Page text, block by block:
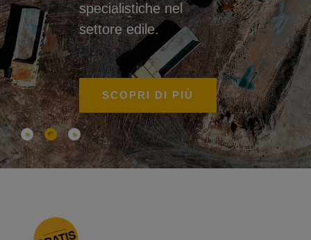
specialistiche nel
settore edile.
SCOPRI DI PIÙ